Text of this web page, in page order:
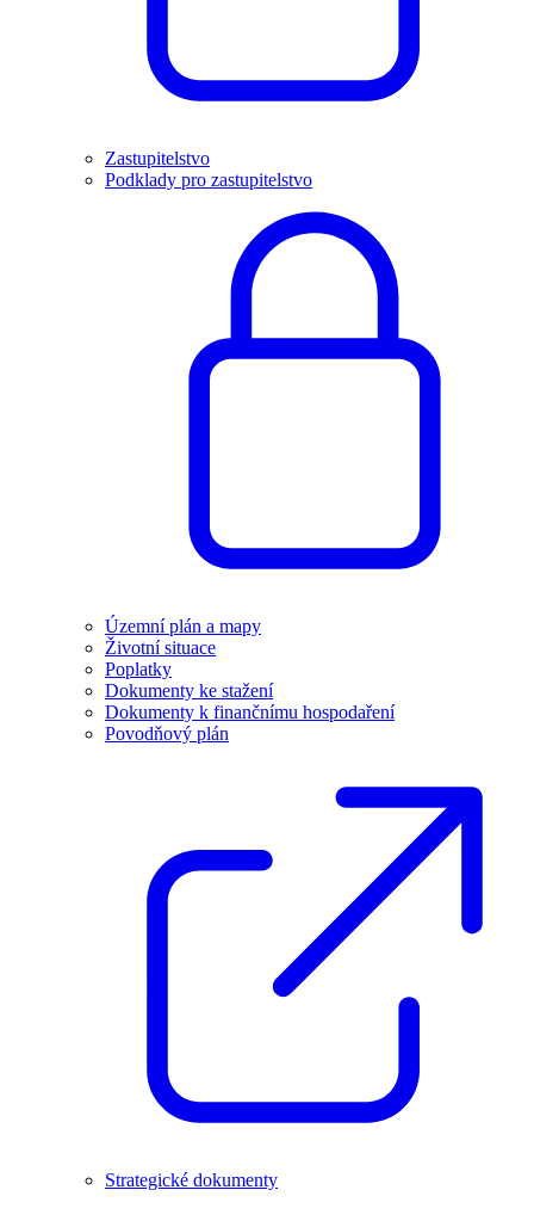
Zastupitelstvo
Podklady pro zastupitelstvo
Územní plán a mapy
Životní situace
Poplatky
Dokumenty ke stažení
Dokumenty k finančnímu hospodaření
Povodňový plán
Strategické dokumenty